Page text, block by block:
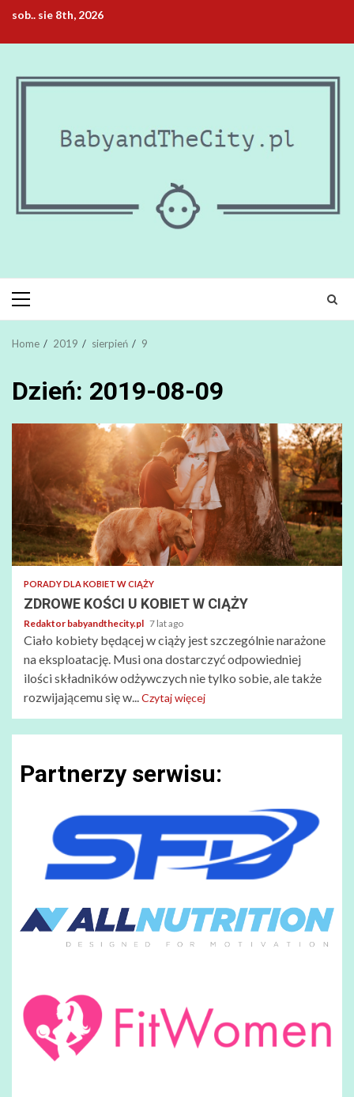
content
sob.. sie 8th, 2026
Primary
Menu
Home 2019 sierpień 9
Dzień: 2019-08-09
PORADY DLA KOBIET W CIĄŻY
ZDROWE KOŚCI U KOBIET W CIĄŻY
Redaktor babyandthecity.pl 7 lat ago
Ciało kobiety będącej w ciąży jest szczególnie narażone
na eksploatację. Musi ona dostarczyć odpowiedniej
ilości składników odżywczych nie tylko sobie, ale także
rozwijającemu się w...Czytaj więcej
Partnerzy serwisu: